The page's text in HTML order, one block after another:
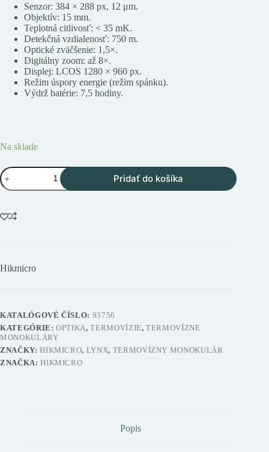
725,00 €.
510,00 €.
Senzor: 384 × 288 px, 12 μm.
Objektív: 15 mm.
Teplotná citlivosť: < 35 mK.
Detekčná vzdialenosť: 750 m.
Optické zväčšenie: 1,5×.
Digitálny zoom: až 8×.
Displej: LCOS 1280 × 960 px.
Režim úspory energie (režim spánku).
Výdrž batérie: 7,5 hodiny.
Na sklade
množstvo
Hikmicro
LYNX
LH15
termovízny
Pridať do košíka
Hikmicro
KATALÓGOVÉ ČÍSLO: 93756
KATEGÓRIE:OPTIKA,TERMOVÍZIE,TERMOVÍZNE
MONOKULÁRY
ZNAČKY:HIKMICRO, LYNX, TERMOVÍZNY MONOKULÁR
ZNAČKA:HIKMICRO
Popis